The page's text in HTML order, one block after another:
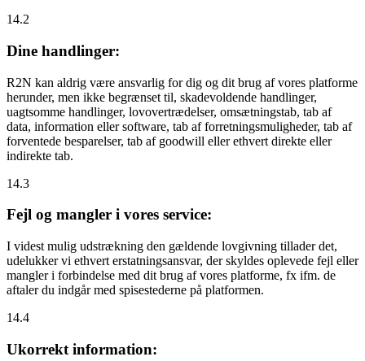
14.2
Dine handlinger:
R2N kan aldrig være ansvarlig for dig og dit brug af vores platforme
herunder, men ikke begrænset til, skadevoldende handlinger,
uagtsomme handlinger, lovovertrædelser, omsætningstab, tab af
data, information eller software, tab af forretningsmuligheder, tab af
forventede besparelser, tab af goodwill eller ethvert direkte eller
indirekte tab.
14.3
Fejl og mangler i vores service:
I videst mulig udstrækning den gældende lovgivning tillader det,
udelukker vi ethvert erstatningsansvar, der skyldes oplevede fejl eller
mangler i forbindelse med dit brug af vores platforme, fx ifm. de
aftaler du indgår med spisestederne på platformen.
14.4
Ukorrekt information: